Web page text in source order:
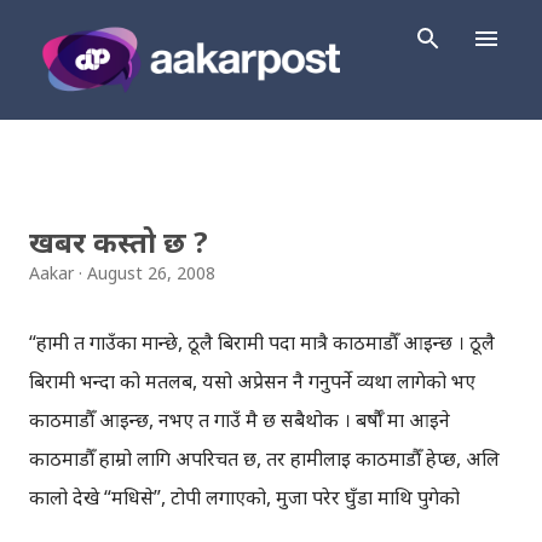
खबर कस्तो छ ?
Aakar August 26, 2008
“हामी त गाउँका मान्छे, ठूलै बिरामी पर्दा मात्रै काठमाडौँ आइन्छ । ठूलै
बिरामी भन्दा को मतलब, यसो अप्रेसन नै गर्नुपर्ने व्यथा लागेको भए
काठमाडौँ आइन्छ, नभए त गाउँ मै छ सबैथोक । बर्षौँ मा आइने
काठमाडौँ हाम्रो लागि अपरिचत छ, तर हामीलाई काठमाडौँ हेप्छ, अलि
कालो देखे “मधिसे”, टोपी लगाएको, मुजा परेर घुँडा माथि पुगेको